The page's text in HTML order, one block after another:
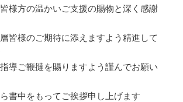
様方の温かいご支援の賜物と深く感謝
皆様のご期待に添えますよう精進して
導ご鞭撻を賜りますよう謹んでお願い
書中をもってご挨拶申し上げます